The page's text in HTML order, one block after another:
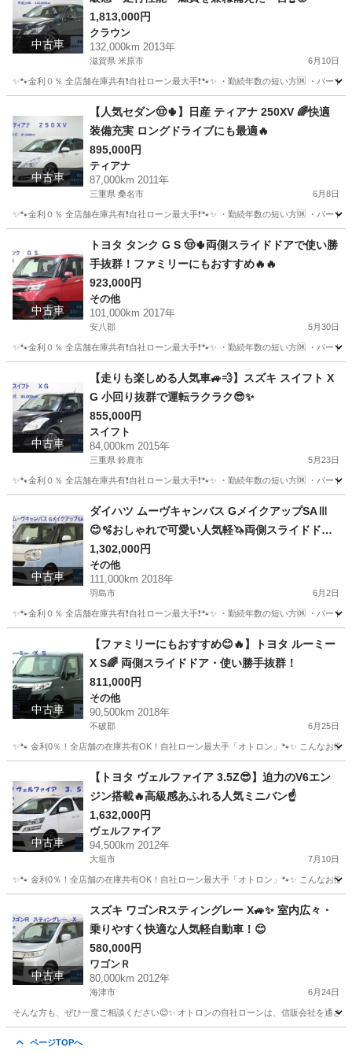
中古車
1,813,000円
クラウン
132,000km 2013年
滋賀県 米原市 6月10日
✨🐾金利０％ 全店舗在庫共有❗️自社ローン最大手❗️🐾✨ ・勤続年数の短い方🆗 ・パー
クラウン アスリート
中古車
【人気セダン🤠🌵】日産 ティアナ 250XV 🌈快適
装備充実 ロングドライブにも最適🔥
895,000円
ティアナ
87,000km 2011年
三重県 桑名市 6月8日
✨🐾金利０％ 全店舗在庫共有❗️自社ローン最大手❗️🐾✨ ・勤続年数の短い方🆗 ・パー
ティアナ オトロン
中古車
トヨタ タンク G S 🤠🌵両側スライドドアで使い勝
手抜群！ファミリーにもおすすめ🔥🔥
923,000円
その他
101,000km 2017年
安八郡 5月30日
✨🐾金利０％ 全店舗在庫共有❗️自社ローン最大手❗️🐾✨ ・勤続年数の短い方🆗 ・パー
その他 タンク
中古車
【走りも楽しめる人気車🚙💨】スズキ スイフト X
G 小回り抜群で運転ラクラク😎✨
855,000円
スイフト
84,000km 2015年
三重県 鈴鹿市 5月23日
✨🐾金利０％ 全店舗在庫共有❗️自社ローン最大手❗️🐾✨ ・勤続年数の短い方🆗 ・パー
スイフト オトロン
中古車
ダイハツ ムーヴキャンバス GメイクアップSAⅢ
😊🫧おしゃれで可愛い人気軽🦄両側スライドドア
🌵🌈
1,302,000円
その他
111,000km 2018年
羽島市 6月2日
✨🐾金利０％ 全店舗在庫共有❗️自社ローン最大手❗️🐾✨ ・勤続年数の短い方🆗 ・パー
ムーヴキャンバス
中古車
【ファミリーにもおすすめ😊🔥】トヨタ ルーミー
X S🌈 両側スライドドア・使い勝手抜群！
811,000円
その他
90,500km 2018年
不破郡 6月25日
✨🐾 金利0％！全店舗の在庫共有OK！自社ローン最大手「オトロン」🐾✨ こんなお
その他 ルーミー
中古車
【トヨタ ヴェルファイア 3.5Z😎】迫力のV6エン
ジン搭載🔥高級感あふれる人気ミニバン☝️
1,632,000円
ヴェルファイア
94,500km 2012年
大垣市 7月10日
✨🐾 金利0％！全店舗の在庫共有OK！自社ローン最大手「オトロン」🐾✨ こんなお
ヴェルファイア
中古車
スズキ ワゴンRスティングレー X🚙✨ 室内広々・
乗りやすく快適な人気軽自動車！😊
580,000円
ワゴンＲ
80,000km 2012年
海津市 6月24日
そんな方も、ぜひ一度ご相談ください😊✨ オトロンの自社ローンは、信販会社を通
ページTOPへ